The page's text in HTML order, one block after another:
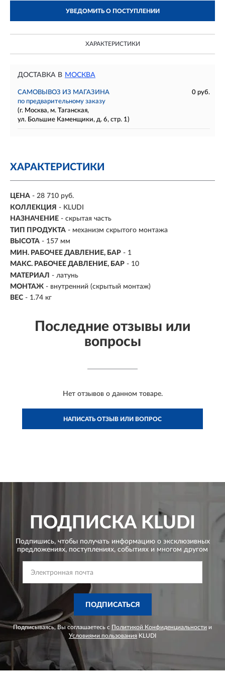
УВЕДОМИТЬ О ПОСТУПЛЕНИИ
ХАРАКТЕРИСТИКИ
ДОСТАВКА В МОСКВА
САМОВЫВОЗ ИЗ МАГАЗИНА
0 руб.
по предварительному заказу
(г. Москва, м. Таганская,
ул. Большие Каменщики, д. 6, стр. 1)
ХАРАКТЕРИСТИКИ
ЦЕНА - 28 710 руб.
КОЛЛЕКЦИЯ - KLUDI
НАЗНАЧЕНИЕ - скрытая часть
ТИП ПРОДУКТА - механизм скрытого монтажа
ВЫСОТА - 157 мм
МИН. РАБОЧЕЕ ДАВЛЕНИЕ, БАР - 1
МАКС. РАБОЧЕЕ ДАВЛЕНИЕ, БАР - 10
МАТЕРИАЛ - латунь
МОНТАЖ - внутренний (скрытый монтаж)
ВЕС - 1.74 кг
Последние отзывы или
вопросы
Нет отзывов о данном товаре.
НАПИСАТЬ ОТЗЫВ ИЛИ ВОПРОС
ПОДПИСКАKLUDI
Подпишись, чтобы получать информацию о эксклюзивных
предложениях, поступлениях, событиях и многом другом
ПОДПИСАТЬСЯ
Подписываясь, Вы соглашаетесь с Политикой Конфиденциальности и
Условиями пользования KLUDI